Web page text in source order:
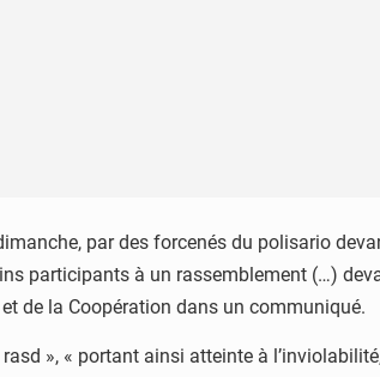
par des forcenés du polisario
participants à un rassemblement (…)
de la Coopération dans un communiqué.
», « portant ainsi atteinte à